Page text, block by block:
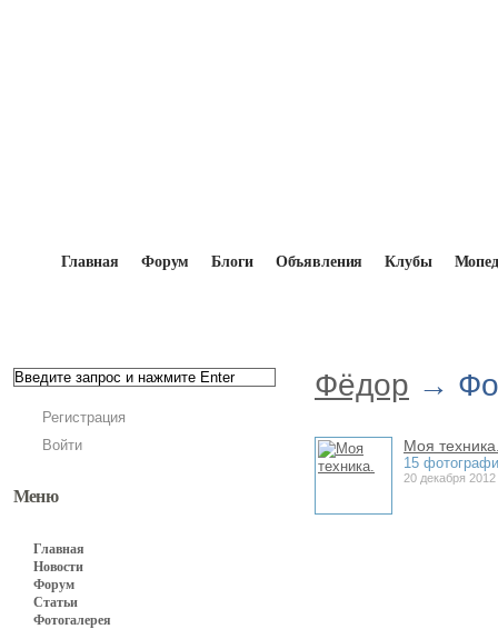
Главная Форум Блоги Объявления Клубы
Регистрация
Войти
Меню
Главная
Новости
Форум
Статьи
Фотогалерея
Фёдор →
Моя
15
20 декабря 2012